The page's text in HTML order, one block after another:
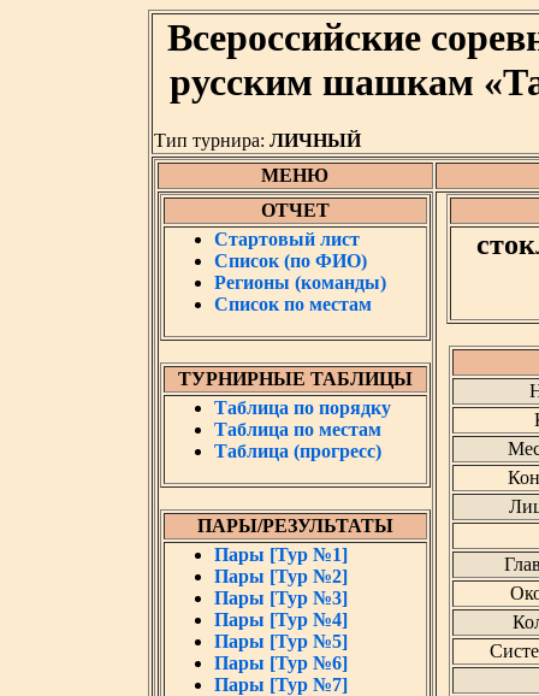
Всероссийские
русским шашкам
Тип турнира: ЛИЧНЫЙ
МЕНЮ
ОТЧЕТ
Стартовый лист
Список (по ФИО)
Регионы (команды)
Список по местам
ТУРНИРНЫЕ ТАБЛИЦЫ
Таблица по порядку
Таблица по местам
Таблица (прогресс)
ПАРЫ/РЕЗУЛЬТАТЫ
Пары [Тур №1]
Пары [Тур №2]
Пары [Тур №3]
Пары [Тур №4]
Пары [Тур №5]
Пары [Тур №6]
Пары [Тур №7]